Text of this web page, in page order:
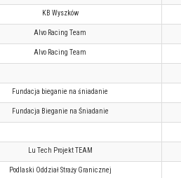
KB Wyszków
Alvo Racing Team
Alvo Racing Team
Fundacja bieganie na śniadanie
Fundacja Bieganie na Śniadanie
Lu Tech Projekt TEAM
Podlaski Oddział Straży Granicznej